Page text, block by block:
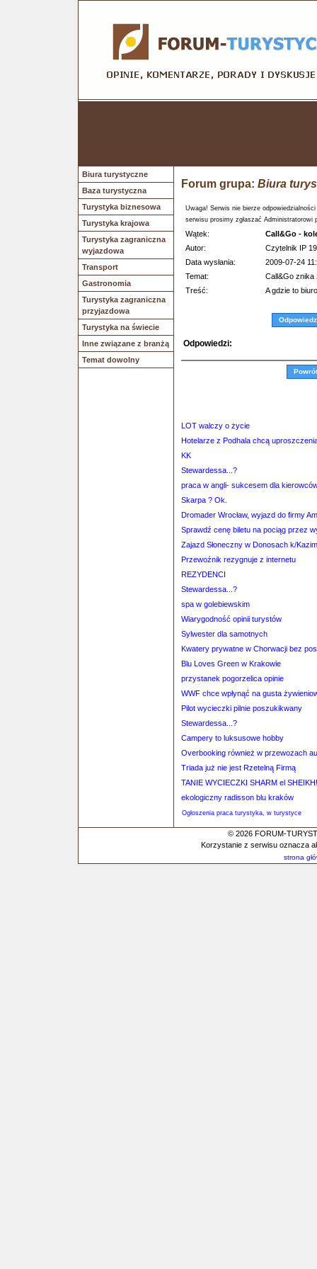
Biura turystyczne
Baza turystyczna
Turystyka biznesowa
Turystyka krajowa
Turystyka zagraniczna
wyjazdowa
Transport
Gastronomia
Turystyka zagraniczna
przyjazdowa
Turystyka na świecie
Inne związane z branżą
Temat dowolny
Forum grupa: Biura
Uwaga! Serwis nie bierze
serwisu prosimy zgłaszać Administratorowi
Wątek:
Call&Go -
Autor:
Czytelnik IP
Data wysłania:
2009-07-24
Temat:
Call&Go znika
Treść:
A gdzie to
Odpowiedz
Odpowiedzi:
LOT walczy o życie
Hotelarze z Podhala chcą
KK
Stewardessa...?
praca w angli- sukcesem dla
Skarpa ? Ok.
Dromader Wrocław, wyjazd do firmy
Sprawdź cenę biletu na pociąg przez
Zajazd Słoneczny w Donosach k/
Przewoźnik rezygnuje z internetu
REZYDENCI
Stewardessa...?
spa w golebiewskim
Wiarygodność opinii turystów
Sylwester dla samotnych
Kwatery prywatne w Chorwacji bez
Blu Loves Green w Krakowie
przystanek pogorzelica opinie
WWF chce wpłynąć na gusta
Pilot wycieczki pilnie poszukikwany
Stewardessa...?
Campery to luksusowe hobby
Overbooking również w przewozach
Triada już nie jest Rzetelną Firmą
TANIE WYCIECZKI SHARM el SHEIKH!
ekologiczny radisson blu kraków
Ogłoszenia praca turystyka, w turystyce
© 2026 FORUM-
Korzystanie z serwisu oznacza
strona